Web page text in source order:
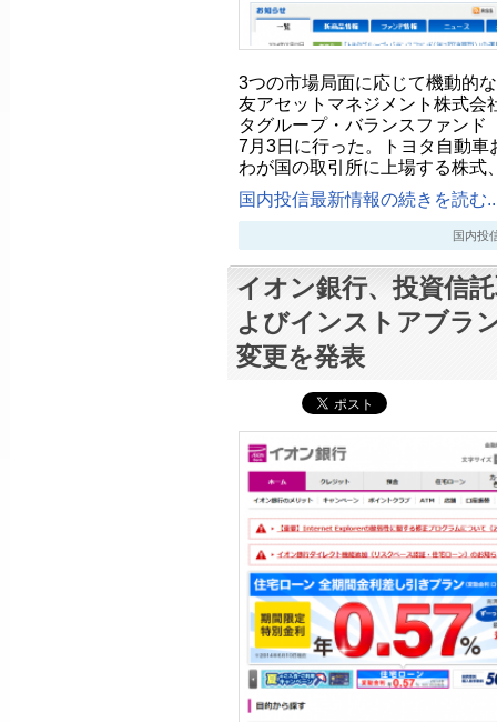
3つの市場局面に応じて機動的
友アセットマネジメント株式会
タグループ・バランスファンド
7月3日に行った。トヨタ自動
わが国の取引所に上場する株
国内投信最新情報の続きを読む
国内投
イオン銀行、投資信
よびインストアブラ
変更を発表